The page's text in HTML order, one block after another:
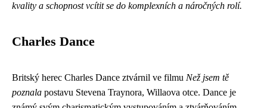
kvality a schopnost vcítit se do komplexních a náročných rolí.
Charles Dance
Britský herec Charles Dance ztvárnil ve filmu Než jsem tě
poznala postavu Stevena Traynora, Willaova otce. Dance je